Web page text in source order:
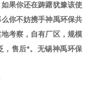
果你还在踌躇犹豫该使
你不妨携手神禹环保共
考察，自有厂区，规模
，售后*。无锡神禹环保